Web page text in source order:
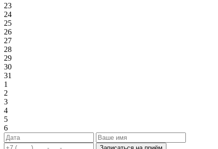
23
24
25
26
27
28
29
30
31
1
2
3
4
5
6